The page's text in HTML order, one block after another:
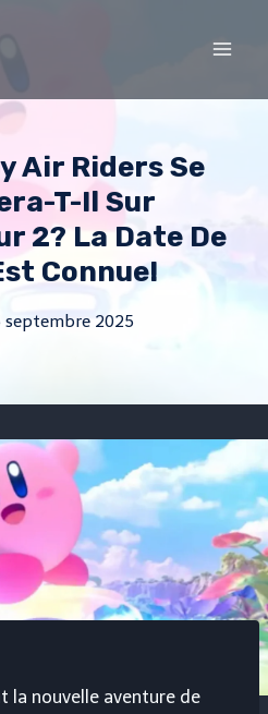
Air Riders Se
T-Il Sur
2? La Date De
Connue!
septembre 2025
la nouvelle aventure de